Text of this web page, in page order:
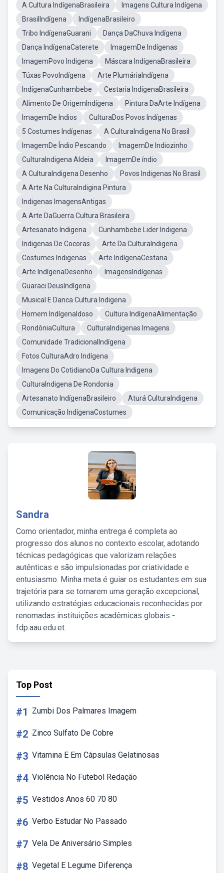
A Cultura IndígenaBrasileira
Imagens Cultura Indígena
BrasilIndígena
IndígenaBrasileiro
Tribo IndígenaGuarani
Dança DaChuva Indígena
Dança IndígenaCaterete
ImagemDe Indígenas
ImagemPovo Indigena
Máscara IndígenaBrasileira
Túxas PovoIndígena
Arte PlumáriaIndígena
IndígenaCunhambebe
Cestaria IndígenaBrasileira
Alimento De OrigemIndígena
Pintura DaArte Indígena
ImagemDe Indios
CulturaDos Povos Indígenas
5 Costumes Indígenas
A CulturaIndigena No Brasil
ImagemDe Índio Pescando
ImagemDe Indiozinho
CulturaIndigena Aldeia
ImagemDe índio
A CulturaIndigena Desenho
Povos Indigenas No Brasil
A Arte Na CulturaIndigina Pintura
Indigenas ImagensAntigas
A Arte DaGuerra Cultura Brasileira
Artesanato Indigena
Cunhambebe Lider Indigena
Indigenas De Cocoras
Arte Da CulturaIndigena
Costumes Indigenas
Arte IndígenaCestaria
Arte IndígenaDesenho
ImagensIndígenas
Guaraci DeusIndígena
Musical E Danca Cultura Indigena
Homem IndígenaIdoso
Cultura IndígenaAlimentação
RondôniaCultura
CulturaIndigenas Imagens
Comunidade TradicionalIndígena
Fotos CulturaAdro Indígena
Imagens Do CotidianoDa Cultura Indigena
CulturaIndigena De Rondonia
Artesanato IndígenaBrasileiro
Aturá CulturaIndigena
Comunicação IndígenaCostumes
Sandra
Como orientador, minha entrega é completa ao
progresso dos alunos no contexto escolar, adotando
técnicas pedagógicas que valorizam relações
autênticas e são impulsionadas por criatividade e
entusiasmo. Minha meta é guiar os estudantes em sua
trajetória para se tornarem uma geração excepcional,
utilizando estratégias educacionais reconhecidas por
renomadas instituições acadêmicas globais -
fdp.aau.edu.et.
Top Post
#1 Zumbi Dos Palmares Imagem
#2 Zinco Sulfato De Cobre
#3 Vitamina E Em Cápsulas Gelatinosas
#4 Violência No Futebol Redação
#5 Vestidos Anos 60 70 80
#6 Verbo Estudar No Passado
#7 Vela De Aniversário Simples
#8 Vegetal E Legume Diferença